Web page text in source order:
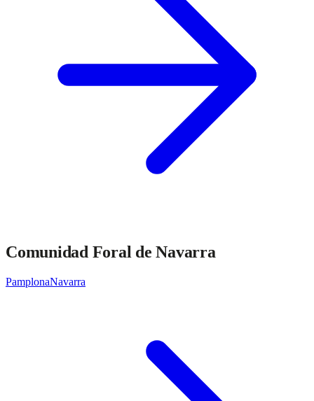
Comunidad Foral de Navarra
PamplonaNavarra